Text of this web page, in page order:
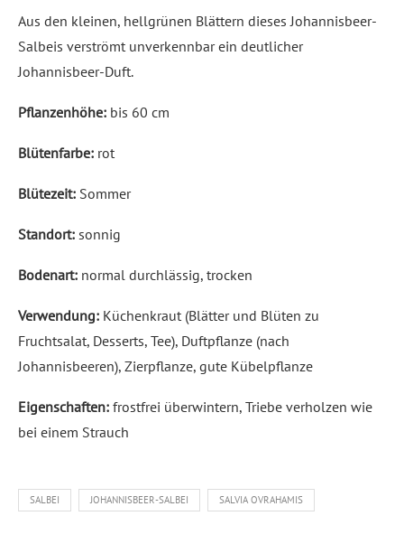
Aus den kleinen, hellgrünen Blättern dieses Johannisbeer-
Salbeis verströmt unverkennbar ein deutlicher
Johannisbeer-Duft.
Pflanzenhöhe: bis 60 cm
Blütenfarbe: rot
Blütezeit: Sommer
Standort: sonnig
Bodenart: normal durchlässig, trocken
Verwendung: Küchenkraut (Blätter und Blüten zu
Fruchtsalat, Desserts, Tee), Duftpflanze (nach
Johannisbeeren), Zierpflanze, gute Kübelpflanze
Eigenschaften: frostfrei überwintern, Triebe verholzen wie
bei einem Strauch
SALBEI JOHANNISBEER-SALBEI SALVIA OVRAHAMIS